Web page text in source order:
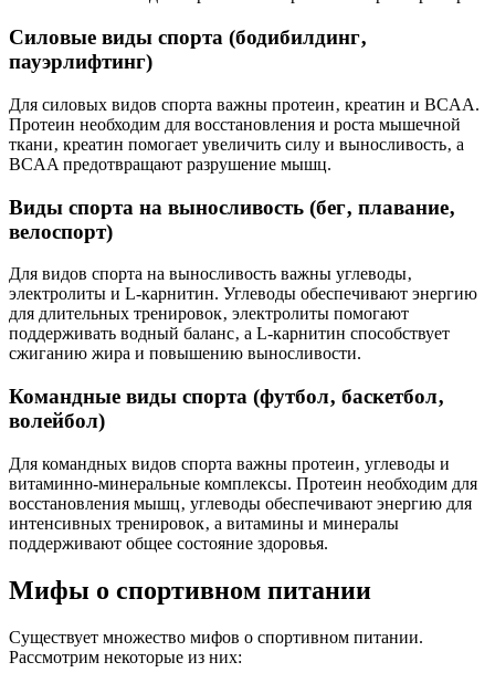
Силовые виды спорта (бодибилдинг‚
пауэрлифтинг)
Для силовых видов спорта важны протеин‚ креатин и BCAA.
Протеин необходим для восстановления и роста мышечной
ткани‚ креатин помогает увеличить силу и выносливость‚ а
BCAA предотвращают разрушение мышц.
Виды спорта на выносливость (бег‚ плавание‚
велоспорт)
Для видов спорта на выносливость важны углеводы‚
электролиты и L-карнитин. Углеводы обеспечивают энергию
для длительных тренировок‚ электролиты помогают
поддерживать водный баланс‚ а L-карнитин способствует
сжиганию жира и повышению выносливости.
Командные виды спорта (футбол‚ баскетбол‚
волейбол)
Для командных видов спорта важны протеин‚ углеводы и
витаминно-минеральные комплексы. Протеин необходим для
восстановления мышц‚ углеводы обеспечивают энергию для
интенсивных тренировок‚ а витамины и минералы
поддерживают общее состояние здоровья.
Мифы о спортивном питании
Существует множество мифов о спортивном питании.
Рассмотрим некоторые из них: